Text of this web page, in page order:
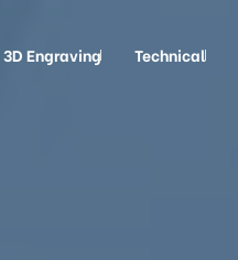
3D Engraving Technical